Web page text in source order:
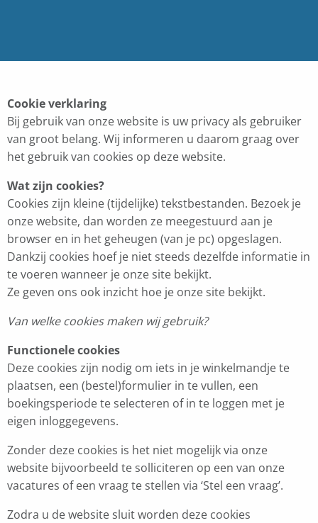
Cookie verklaring
Bij gebruik van onze website is uw privacy als gebruiker
van groot belang. Wij informeren u daarom graag over
het gebruik van cookies op deze website.
Wat zijn cookies?
Cookies zijn kleine (tijdelijke) tekstbestanden. Bezoek je
onze website, dan worden ze meegestuurd aan je
browser en in het geheugen (van je pc) opgeslagen.
Dankzij cookies hoef je niet steeds dezelfde informatie in
te voeren wanneer je onze site bekijkt.
Ze geven ons ook inzicht hoe je onze site bekijkt.
Van welke cookies maken wij gebruik?
Functionele cookies
Deze cookies zijn nodig om iets in je winkelmandje te
plaatsen, een (bestel)formulier in te vullen, een
boekingsperiode te selecteren of in te loggen met je
eigen inloggegevens.
Zonder deze cookies is het niet mogelijk via onze
website bijvoorbeeld te solliciteren op een van onze
vacatures of een vraag te stellen via ‘Stel een vraag’.
Zodra u de website sluit worden deze cookies